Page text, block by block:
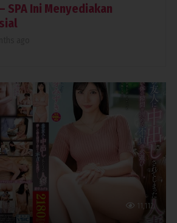
SPA Ini Menyediakan
11,112